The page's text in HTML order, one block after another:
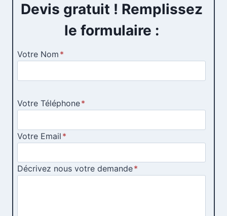
Devis gratuit ! Remplissez
le formulaire :
Votre Nom *
Votre Téléphone*
Votre Email *
Décrivez nous votre demande*